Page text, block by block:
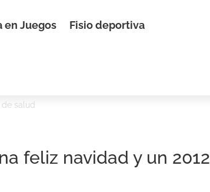
en Juegos Fisio deportiva
salud
feliz navidad y un 2012